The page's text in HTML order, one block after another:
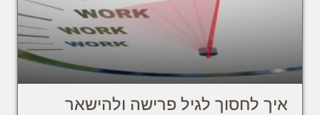
איך לחסוך לגיל פרישה ולהישאר